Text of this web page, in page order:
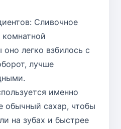
Сливочное
легко взбилось с
лучше
именно
обычный сахар, чтобы
на зубах и быстрее